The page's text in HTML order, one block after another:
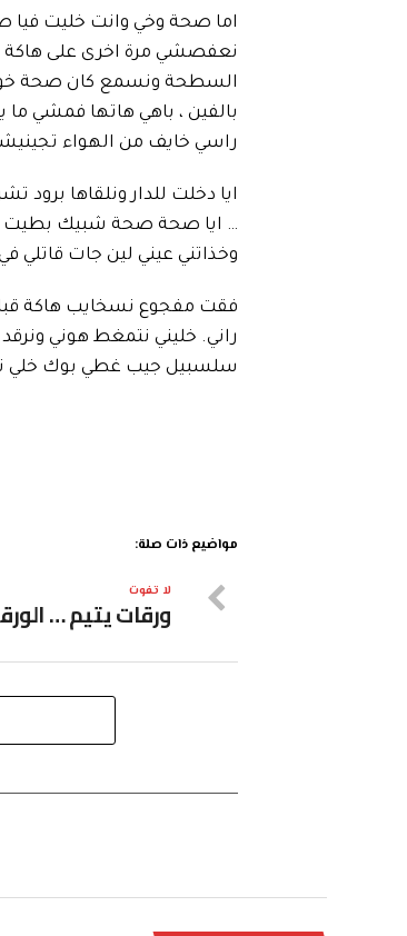
اما صحة وخي وانت خليت
نعفصشي مرة اخرى على هاكة
السطحة ونسمع كان صحة خويا
بالفين ، باهي هاتها فمشي
راسي خايف من الهواء
ايا دخلت للدار ونلقاها برود
… ايا صحة صحة شبيك بطيت
وخذاتني عيني لين جات قاتلي
فقت مفجوع نسخايب هاكة قباض
راني. خليني نتمغط هوني
سلسبيل جيب غطي بوك خلي
مواضيع ذات صلة:
لا تفوت
ورقات يتيم …